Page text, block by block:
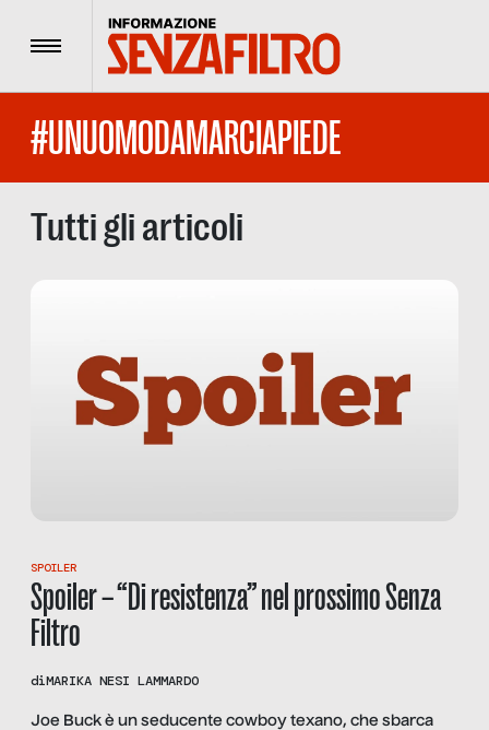
Menu
#UNUOMODAMARCIAPIEDE
Tutti gli articoli
SPOILER
Spoiler – “Di resistenza” nel prossimo Senza
Filtro
diMARIKA NESI LAMMARDO
Joe Buck è un seducente cowboy texano, che sbarca